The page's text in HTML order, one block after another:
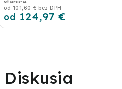
od 101,60 € bez DPH
od 124,97 €
Diskusia